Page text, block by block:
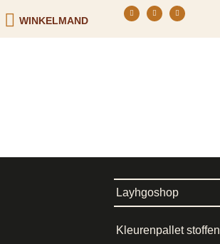
WINKELMAND
Layhgoshop
Kleurenpallet stoffen